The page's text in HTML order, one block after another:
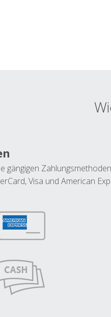
gängigen
Visa und American